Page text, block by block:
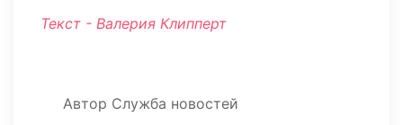
Текст - Валерия Клипперт
Автор Служба новостей